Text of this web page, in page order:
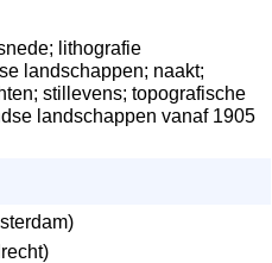
lithografie
landschappen; naakt;
stillevens; topografische
landschappen vanaf 1905